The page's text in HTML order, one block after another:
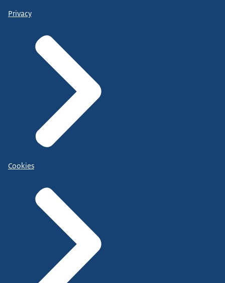
Privacy
Cookies